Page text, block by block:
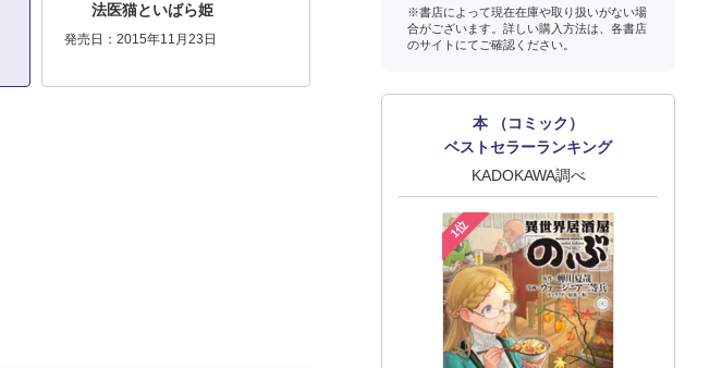
法医猫といばら姫
発売日：2015年11月23日
※書店によって現在在庫や取り扱いがない場
合がございます。詳しい購入方法は、各書店
のサイトにてご確認ください。
本 （コミック）
ベストセラーランキング
KADOKAWA調べ
1位